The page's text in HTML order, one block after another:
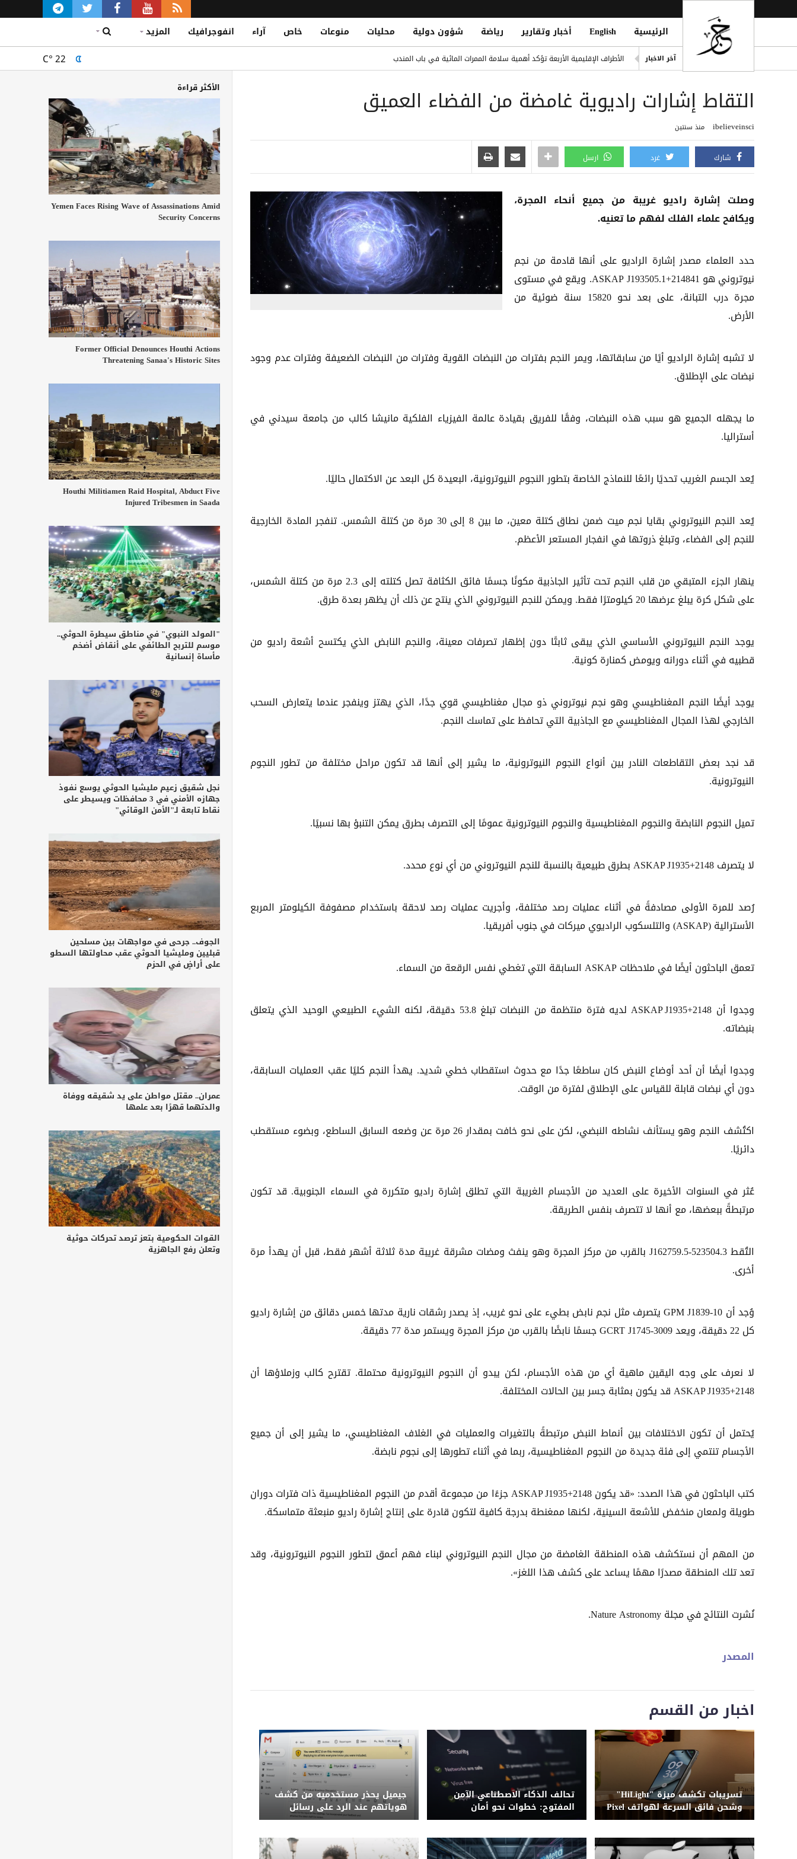
الرئيسية English أخبار وتقارير رياضة شؤون دولية محليات منوعات خاص آراء انفوجرافيك المزيد
آخر الاخبار
الأطراف الإقليمية الأربعة تؤكد أهمية سلامة الممرات المائية في باب المندب
العثور على امرأة مقتولة في منطقة هجدة بتعز
Yemen Central Bank Launches Unified Default Register to Boost Financial Stability
C° 22
التقاط إشارات راديوية غامضة من الفضاء العميق
ibelieveinsci منذ سنتين
شارك غرد ارسل
وصلت إشارة راديو غريبة من جميع أنحاء المجرة،
ويكافح علماء الفلك لفهم ما تعنيه.
حدد العلماء مصدر إشارة الراديو على أنها قادمة من نجم
نيوتروني هو ASKAP J193505.1+214841. ويقع في مستوى
مجرة درب التبانة، على بعد نحو 15820 سنة ضوئية من
الأرض.
لا تشبه إشارة الراديو أيًا من سابقاتها، ويمر النجم بفترات من النبضات القوية وفترات من النبضات الضعيفة وفترات عدم وجود
نبضات على الإطلاق.
ما يجهله الجميع هو سبب هذه النبضات، وفقًا للفريق بقيادة عالمة الفيزياء الفلكية مانيشا كالب من جامعة سيدني في
أستراليا.
يُعد الجسم الغريب تحديًا رائعًا للنماذج الخاصة بتطور النجوم النيوترونية، البعيدة كل البعد عن الاكتمال حاليًا.
يُعد النجم النيوتروني بقايا نجم ميت ضمن نطاق كتلة معين، ما بين 8 إلى 30 مرة من كتلة الشمس. تنفجر المادة الخارجية
للنجم إلى الفضاء، وتبلغ ذروتها في انفجار المستعر الأعظم.
ينهار الجزء المتبقي من قلب النجم تحت تأثير الجاذبية مكونًا جسمًا فائق الكثافة تصل كتلته إلى 2.3 مرة من كتلة الشمس،
على شكل كرة يبلغ عرضها 20 كيلومترًا فقط. ويمكن للنجم النيوتروني الذي ينتج عن ذلك أن يظهر بعدة طرق.
يوجد النجم النيوتروني الأساسي الذي يبقى ثابتًا دون إظهار تصرفات معينة، والنجم النابض الذي يكتسح أشعة راديو من
قطبيه في أثناء دورانه ويومض كمنارة كونية.
يوجد أيضًا النجم المغناطيسي وهو نجم نيوتروني ذو مجال مغناطيسي قوي جدًا، الذي يهتز وينفجر عندما يتعارض السحب
الخارجي لهذا المجال المغناطيسي مع الجاذبية التي تحافظ على تماسك النجم.
قد نجد بعض التقاطعات النادر بين أنواع النجوم النيوترونية، ما يشير إلى أنها قد تكون مراحل مختلفة من تطور النجوم
النيوترونية.
تميل النجوم النابضة والنجوم المغناطيسية والنجوم النيوترونية عمومًا إلى التصرف بطرق يمكن التنبؤ بها نسبيًا.
لا يتصرف ASKAP J1935+2148 بطرق طبيعية بالنسبة للنجم النيوتروني من أي نوع محدد.
رُصد للمرة الأولى مصادفةً في أثناء عمليات رصد مختلفة، وأجريت عمليات رصد لاحقة باستخدام مصفوفة الكيلومتر المربع
الأسترالية (ASKAP) والتلسكوب الراديوي ميركات في جنوب أفريقيا.
تعمق الباحثون أيضًا في ملاحظات ASKAP السابقة التي تغطي نفس الرقعة من السماء.
وجدوا أن ASKAP J1935+2148 لديه فترة منتظمة من النبضات تبلغ 53.8 دقيقة، لكنه الشيء الطبيعي الوحيد الذي يتعلق
بنبضاته.
وجدوا أيضًا أن أحد أوضاع النبض كان ساطعًا جدًا مع حدوث استقطاب خطي شديد. يهدأ النجم كليًا عقب العمليات السابقة،
دون أي نبضات قابلة للقياس على الإطلاق لفترة من الوقت.
اكتُشف النجم وهو يستأنف نشاطه النبضي، لكن على نحو خافت بمقدار 26 مرة عن وضعه السابق الساطع، وبضوء مستقطب
دائريًا.
عُثر في السنوات الأخيرة على العديد من الأجسام الغريبة التي تطلق إشارة راديو متكررة في السماء الجنوبية. قد تكون
مرتبطةً ببعضها، مع أنها لا تتصرف بنفس الطريقة.
التُقط J162759.5-523504.3 بالقرب من مركز المجرة وهو ينفث ومضات مشرقة غريبة مدة ثلاثة أشهر فقط، قبل أن يهدأ مرة
أخرى.
وُجد أن GPM J1839-10 يتصرف مثل نجم نابض بطيء على نحو غريب، إذ يصدر رشقات نارية مدتها خمس دقائق من إشارة راديو
كل 22 دقيقة، ويعد GCRT J1745-3009 جسمًا نابضًا بالقرب من مركز المجرة ويستمر مدة 77 دقيقة.
لا نعرف على وجه اليقين ماهية أي من هذه الأجسام، لكن يبدو أن النجوم النيوترونية محتملة. تقترح كالب وزملاؤها أن
ASKAP J1935+2148 قد يكون بمثابة جسر بين الحالات المختلفة.
يُحتمل أن تكون الاختلافات بين أنماط النبض مرتبطةً بالتغيرات والعمليات في الغلاف المغناطيسي، ما يشير إلى أن جميع
الأجسام تنتمي إلى فئة جديدة من النجوم المغناطيسية، ربما في أثناء تطورها إلى نجوم نابضة.
كتب الباحثون في هذا الصدد: «قد يكون ASKAP J1935+2148 جزءًا من مجموعة أقدم من النجوم المغناطيسية ذات فترات دوران
طويلة ولمعان منخفض للأشعة السينية، لكنها ممغنطة بدرجة كافية لتكون قادرة على إنتاج إشارة راديو منبعثة متماسكة.
من المهم أن نستكشف هذه المنطقة الغامضة من مجال النجم النيوتروني لبناء فهم أعمق لتطور النجوم النيوترونية، وقد
تعد تلك المنطقة مصدرًا مهمًا يساعد على كشف هذا اللغز».
نُشرت النتائج في مجلة Nature Astronomy.
المصدر
اخبار من القسم
تسريبات تكشف ميزة "HiLight"
وشحن فائق السرعة لهواتف Pixel
11
تحالف الذكاء الاصطناعي الآمن
المفتوح: خطوات نحو أمان
مؤسسي معزز
جيميل يحذر مستخدميه من كشف
هوياتهم عند الرد على رسائل
BCC
الأكثر قراءة
Yemen Faces Rising Wave of Assassinations Amid
Security Concerns
Former Official Denounces Houthi Actions
Threatening Sanaa's Historic Sites
Houthi Militiamen Raid Hospital, Abduct Five
Injured Tribesmen in Saada
"المولد النبوي" في مناطق سيطرة الحوثي..
موسم للتربح الطائفي على أنقاض أضخم
مأساة إنسانية
نجل شقيق زعيم مليشيا الحوثي يوسع نفوذ
جهازه الأمني في 3 محافظات ويسيطر على
نقاط تابعة لـ"الأمن الوقائي"
الجوف.. جرحى في مواجهات بين مسلحين
قبليين ومليشيا الحوثي عقب محاولتها السطو
على أراضٍ في الحزم
عمران.. مقتل مواطن على يد شقيقه ووفاة
والدتهما قهرًا بعد علمها
القوات الحكومية بتعز ترصد تحركات حوثية
وتعلن رفع الجاهزية